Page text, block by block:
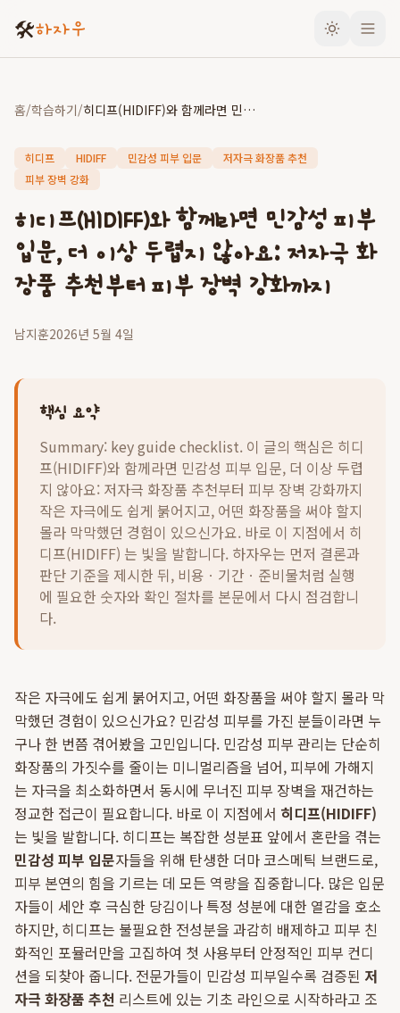
🛠️하자우
홈/학습하기/ 히디프(HIDIFF)와 함께라면 민감성 피부 입문, 더 이상 두렵지 않아요: 저자극 화장품 추천부터 피부 장벽 강화까지
히디프 HIDIFF 민감성 피부 입문
저자극 화장품 추천
피부 장벽 강화
히디프(HIDIFF)와 함께라면 민감성 피부
입문, 더 이상 두렵지 않아요: 저자극 화
장품 추천부터 피부 장벽 강화까지
남지훈2026년 5월 4일
핵심 요약
Summary: key guide checklist. 이 글의 핵심은 히디
프(HIDIFF)와 함께라면 민감성 피부 입문, 더 이상 두렵
지 않아요: 저자극 화장품 추천부터 피부 장벽 강화까지
작은 자극에도 쉽게 붉어지고, 어떤 화장품을 써야 할지
몰라 막막했던 경험이 있으신가요. 바로 이 지점에서 히
디프(HIDIFF) 는 빛을 발합니다. 하자우는 먼저 결론과
판단 기준을 제시한 뒤, 비용ㆍ기간ㆍ준비물처럼 실행
에 필요한 숫자와 확인 절차를 본문에서 다시 점검합니
다.
작은 자극에도 쉽게 붉어지고, 어떤 화장품을 써야 할지 몰라 막
막했던 경험이 있으신가요? 민감성 피부를 가진 분들이라면 누
구나 한 번쯤 겪어봤을 고민입니다. 민감성 피부 관리는 단순히
화장품의 가짓수를 줄이는 미니멀리즘을 넘어, 피부에 가해지
는 자극을 최소화하면서 동시에 무너진 피부 장벽을 재건하는
정교한 접근이 필요합니다. 바로 이 지점에서 히디프(HIDIFF)
는 빛을 발합니다. 히디프는 복잡한 성분표 앞에서 혼란을 겪는
민감성 피부 입문자들을 위해 탄생한 더마 코스메틱 브랜드로,
피부 본연의 힘을 기르는 데 모든 역량을 집중합니다. 많은 입문
자들이 세안 후 극심한 당김이나 특정 성분에 대한 열감을 호소
하지만, 히디프는 불필요한 전성분을 과감히 배제하고 피부 친
화적인 포뮬러만을 고집하여 첫 사용부터 안정적인 피부 컨디
션을 되찾아 줍니다. 전문가들이 민감성 피부일수록 검증된 저
자극 화장품 추천 리스트에 있는 기초 라인으로 시작하라고 조